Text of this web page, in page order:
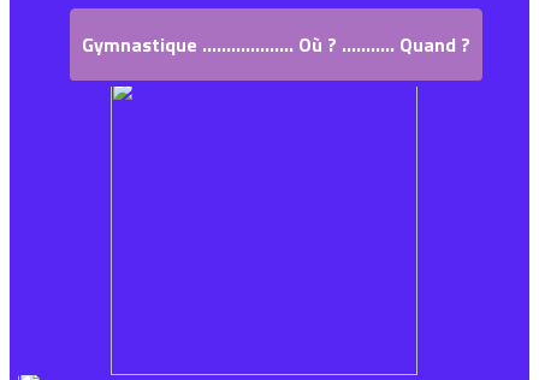
Gymnastique ................... Où ? ........... Quand ?